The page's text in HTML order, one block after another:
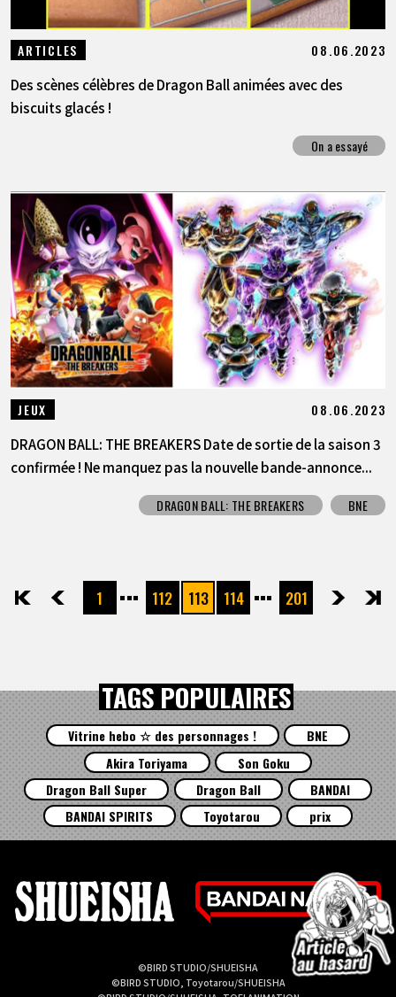
ARTICLES 08.06.2023
Des scènes célèbres de Dragon Ball animées avec des
biscuits glacés !
On a essayé
JEUX 08.06.2023
DRAGON BALL: THE BREAKERS Date de sortie de la saison 3
confirmée ! Ne manquez pas la nouvelle bande-annonce...
DRAGON BALL: THE BREAKERS BNE
先頭 前へ1 112 113 114 201次へ最後
TAGS POPULAIRES
Vitrine hebo ☆ des personnages !
BNE
Akira Toriyama
Son Goku
Dragon Ball Super
Dragon Ball
BANDAI
BANDAI SPIRITS
Toyotarou prix
©BIRD STUDIO/SHUEISHA
©BIRD STUDIO, Toyotarou/SHUEISHA